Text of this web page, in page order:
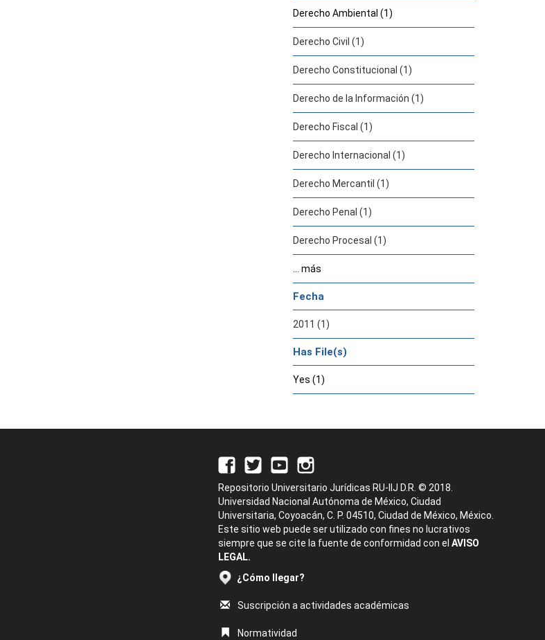
Derecho Ambiental (1)
Derecho Civil (1)
Derecho Constitucional (1)
Derecho de la Información (1)
Derecho Fiscal (1)
Derecho Internacional (1)
Derecho Mercantil (1)
Derecho Penal (1)
Derecho Procesal (1)
... más
Fecha
2011 (1)
Has File(s)
Yes (1)
Repositorio Universitario Jurídicas RU-IIJ D.R. © 2018.
Universidad Nacional Autónoma de México, Ciudad
Universitaria, Coyoacán, C. P. 04510, Ciudad de México, México.
Este sitio web puede ser utilizado con fines no lucrativos
siempre que se cite la fuente de conformidad con el AVISO
LEGAL.
¿Cómo llegar?
Suscripción a actividades académicas
Normatividad